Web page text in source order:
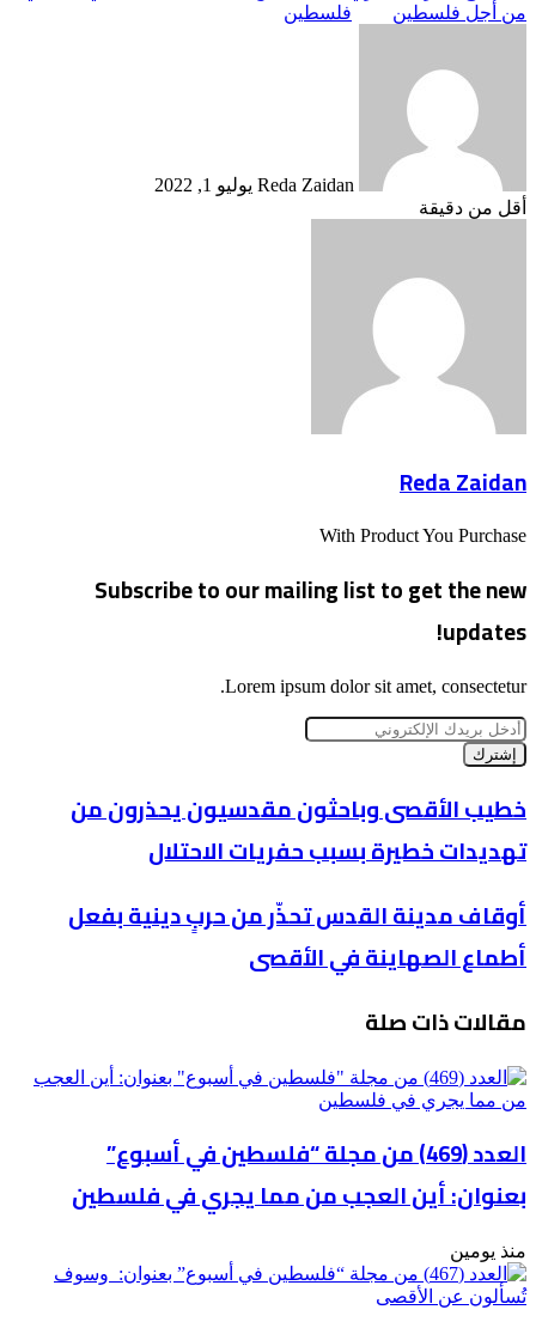
من أجل فلسطين فلسطين
Reda Zaidan يوليو 1, 2022
أقل من دقيقة
Reda Zaidan
With Product You Purchase
Subscribe to our mailing list to get the new
updates!
Lorem ipsum dolor sit amet, consectetur.
أدخل
بريدك
الإلكتروني
خطيب
الأقصى
وباحثون
مقدسيون
من
تهديدات
خطيرة
الاحتلال
خطيب الأقصى وباحثون مقدسيون يحذرون من
تهديدات خطيرة بسبب حفريات الاحتلال
أوقاف
مدينة
القدس
تحذّر
حربٍ
بفعل
أطماع
الصهاينة
الأقصى
أوقاف مدينة القدس تحذّر من حربٍ دينية بفعل
أطماع الصهاينة في الأقصى
مقالات ذات صلة
العدد (469) من مجلة “فلسطين في أسبوع”
بعنوان: أين العجب من مما يجري في فلسطين
منذ يومين